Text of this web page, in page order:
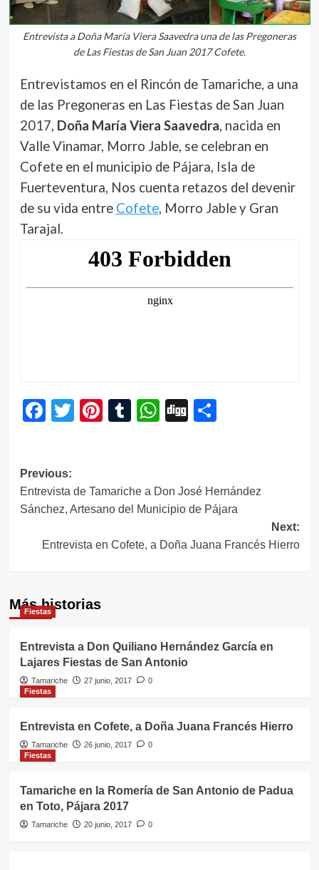
​Entrevista a Doña María Viera Saavedra una de las Pregoneras
de Las Fiestas de San Juan 2017 Cofete.
Entrevistamos en el Rincón de Tamariche, a una
de las Pregoneras en Las Fiestas de San Juan
2017, Doña María Viera Saavedra, nacida en
Valle Vinamar, Morro Jable, se celebran en
Cofete en el municipio de Pájara, Isla de
Fuerteventura, Nos cuenta retazos del devenir
de su vida entre Cofete, Morro Jable y Gran
Tarajal.
Facebook
Twitter
Pinterest
Tumblr
WhatsApp
DiggCompartir
Navegación
de
entradas
Previous:
Entrevista de Tamariche a Don José Hernández
Sánchez, Artesano del Municipio de Pájara
Next:
Entrevista en Cofete, a Doña Juana Francés Hierro
Más historias
Fiestas
Entrevista a Don Quiliano Hernández García en
Lajares Fiestas de San Antonio
Tamariche 27 junio, 2017
0
Fiestas
Entrevista en Cofete, a Doña Juana Francés Hierro
Tamariche 26 junio, 2017
0
Fiestas
Tamariche en la Romería de San Antonio de Padua
en Toto, Pájara 2017
Tamariche 20 junio, 2017 0